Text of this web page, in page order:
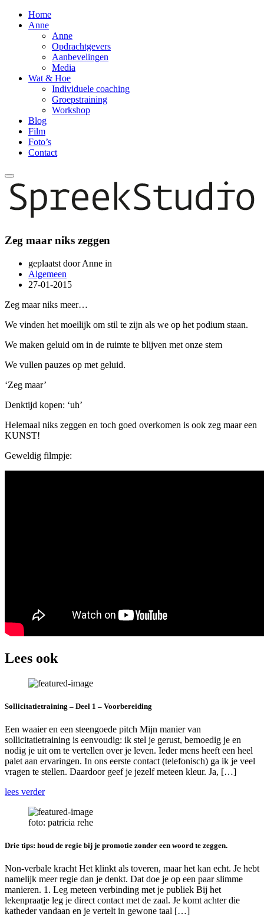
Home
Anne
Anne
Opdrachtgevers
Aanbevelingen
Media
Wat & Hoe
Individuele coaching
Groepstraining
Workshop
Blog
Film
Foto’s
Contact
Zeg maar niks zeggen
geplaatst door Anne in
Algemeen
27-01-2015
Zeg maar niks meer…
We vinden het moeilijk om stil te zijn als we op het podium staan.
We maken geluid om in de ruimte te blijven met onze stem
We vullen pauzes op met geluid.
‘Zeg maar’
Denktijd kopen: ‘uh’
Helemaal niks zeggen en toch goed overkomen is ook zeg maar een
KUNST!
Geweldig filmpje:
Lees ook
Sollicitatietraining – Deel 1 – Voorbereiding
Een waaier en een steengoede pitch Mijn manier van
sollicitatietraining is eenvoudig: ik stel je gerust, bemoedig je en
nodig je uit om te vertellen over je leven. Ieder mens heeft een heel
palet aan ervaringen. In ons eerste contact (telefonisch) ga ik je veel
vragen te stellen. Daardoor geef je jezelf meteen kleur. Ja, […]
lees verder
foto: patricia rehe
Drie tips: houd de regie bij je promotie zonder een woord te zeggen.
Non-verbale kracht Het klinkt als toveren, maar het kan echt. Je hebt
namelijk meer regie dan je denkt. Dat doe je op een paar slimme
manieren. 1. Leg meteen verbinding met je publiek Bij het
lekenpraatje leg je direct contact met de zaal. Je komt achter die
katheder vandaan en je vertelt in gewone taal […]